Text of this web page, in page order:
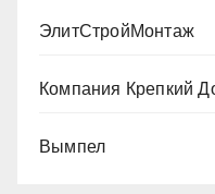
ЭлитСтройМонтаж
Компания Крепкий
Вымпел